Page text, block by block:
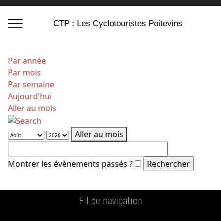
Mobile Menu ToggleCTP : Les Cyclotouristes Poitevins
Par année
Par mois
Par semaine
Aujourd'hui
Aller au mois
Aller au mois
Montrer les évènements passés ?
Fil de navigation